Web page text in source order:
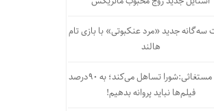
جدید «مرد عنکبوتی» با بازی تام
هالند
سعید مستغاثی:شورا تساهل می‌کند؛ به ۹۰درصد
فیلم‌ها نباید پروانه بدهیم!